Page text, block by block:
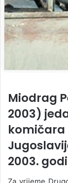
Miodrag
2003)
komičara
2003.